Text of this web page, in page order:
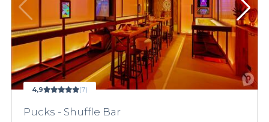
4,9 (7)
Pucks - Shuffle Bar